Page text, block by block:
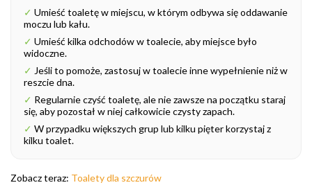
✓ Umieść toaletę w miejscu, w którym odbywa się oddawanie
moczu lub kału.
✓ Umieść kilka odchodów w toalecie, aby miejsce było
widoczne.
✓ Jeśli to pomoże, zastosuj w toalecie inne wypełnienie niż w
reszcie dna.
✓ Regularnie czyść toaletę, ale nie zawsze na początku staraj
się, aby pozostał w niej całkowicie czysty zapach.
✓ W przypadku większych grup lub kilku pięter korzystaj z
kilku toalet.
Zobacz teraz: Toalety dla szczurów